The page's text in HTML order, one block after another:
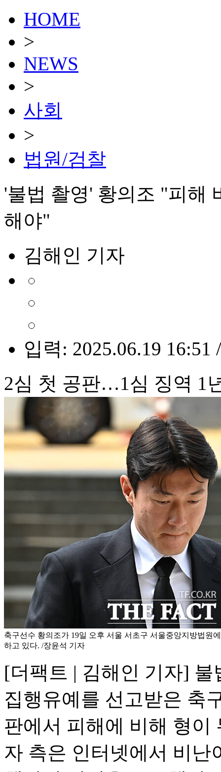
HOME
>
NEWS
>
사회
>
법원/검찰
'불법 촬영' 황의조 "피해
해야"
김해인 기자
입력: 2025.06.19 16:51
2심 첫 공판…1심 징역 1
축구선수 황의조가 19일 오후 서울 서초구 서울중앙지방법원
하고 있다. /장윤석 기자
[더팩트 | 김해인 기자]
집행유예를 선고받은 축
판에서 피해에 비해 형이
자 측은 인터넷에서 비난